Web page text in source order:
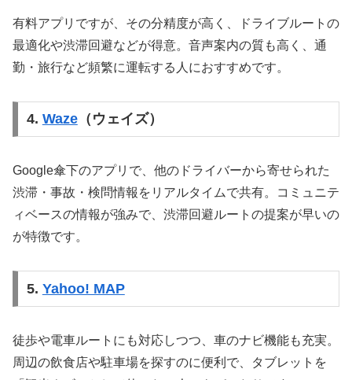
有料アプリですが、その分精度が高く、ドライブルートの
最適化や渋滞回避などが得意。音声案内の質も高く、通
勤・旅行など頻繁に運転する人におすすめです。
4. Waze（ウェイズ）
Google傘下のアプリで、他のドライバーから寄せられた
渋滞・事故・検問情報をリアルタイムで共有。コミュニテ
ィベースの情報が強みで、渋滞回避ルートの提案が早いの
が特徴です。
5. Yahoo! MAP
徒歩や電車ルートにも対応しつつ、車のナビ機能も充実。
周辺の飲食店や駐車場を探すのに便利で、タブレットを